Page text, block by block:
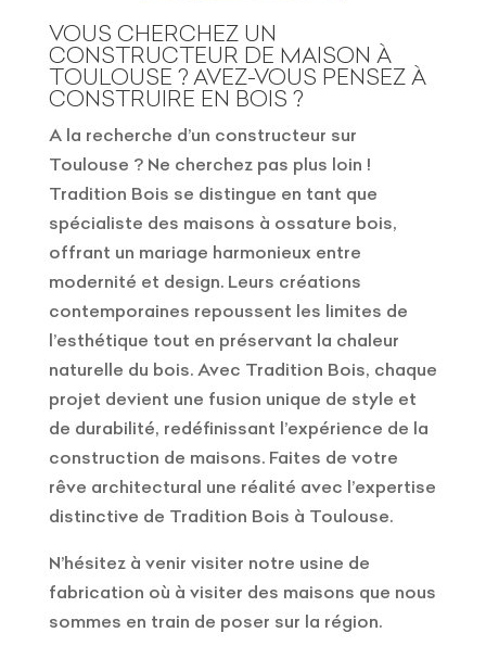
VOUS CHERCHEZ UN
CONSTRUCTEUR DE MAISON À
TOULOUSE ? AVEZ-VOUS PENSEZ À
CONSTRUIRE EN BOIS ?
A la recherche d’un constructeur sur
Toulouse ? Ne cherchez pas plus loin !
Tradition Bois se distingue en tant que
spécialiste des maisons à ossature bois,
offrant un mariage harmonieux entre
modernité et design. Leurs créations
contemporaines repoussent les limites de
l’esthétique tout en préservant la chaleur
naturelle du bois. Avec Tradition Bois, chaque
projet devient une fusion unique de style et
de durabilité, redéfinissant l’expérience de la
construction de maisons. Faites de votre
rêve architectural une réalité avec l’expertise
distinctive de Tradition Bois à Toulouse.
N’hésitez à venir visiter notre usine de
fabrication où à visiter des maisons que nous
sommes en train de poser sur la région.